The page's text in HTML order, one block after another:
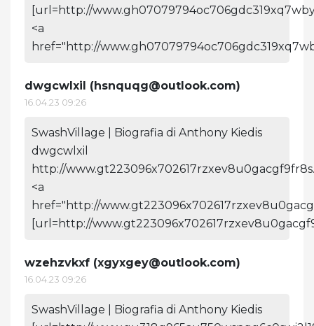
[url=http://
<a
href="http://
dwgcwlxil (hsnquqg@outlook.com)
16.04.23 09:26
SwashVillage | Biografia di Anthony Kiedis
dwgcwlxil
http://
<a
href="http://
[url=http://
wzehzvkxf (xgyxgey@outlook.com)
16.04.23 09:26
SwashVillage | Biografia di Anthony Kiedis